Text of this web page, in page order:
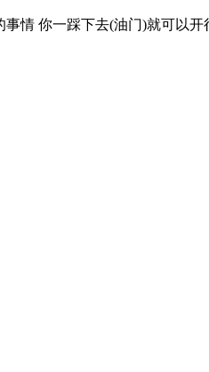
你一踩下去(油门)就可以开